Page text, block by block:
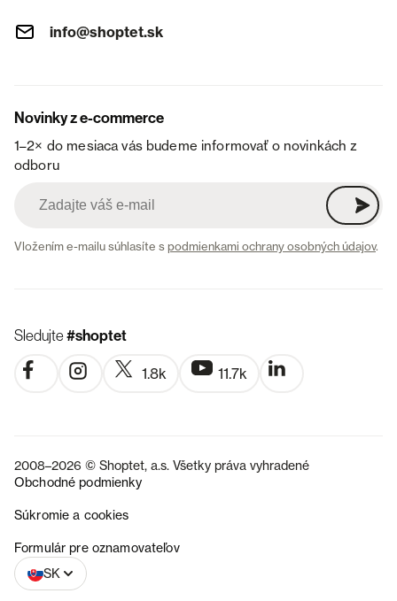
info@shoptet.sk
Novinky z e-commerce
1–2× do mesiaca vás budeme informovať o novinkách z
odboru
Vložením e-mailu súhlasíte spodmienkami ochrany osobných údajov.
Sledujte#shoptet
1.8k 11.7k
2008–2026 © Shoptet, a.s. Všetky práva vyhradené
Obchodné podmienky
Súkromie a cookies
Formulár pre oznamovateľov
SK